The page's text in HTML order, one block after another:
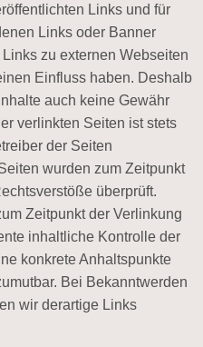
Links und für
Links oder Banner
zu externen Webseiten
Einfluss haben. Deshalb
auch keine Gewähr
verlinkten Seiten ist stets
der Seiten
wurden zum Zeitpunkt
überprüft.
Zeitpunkt der Verlinkung
inhaltliche Kontrolle der
konkrete Anhaltspunkte
Bei Bekanntwerden
wir derartige Links